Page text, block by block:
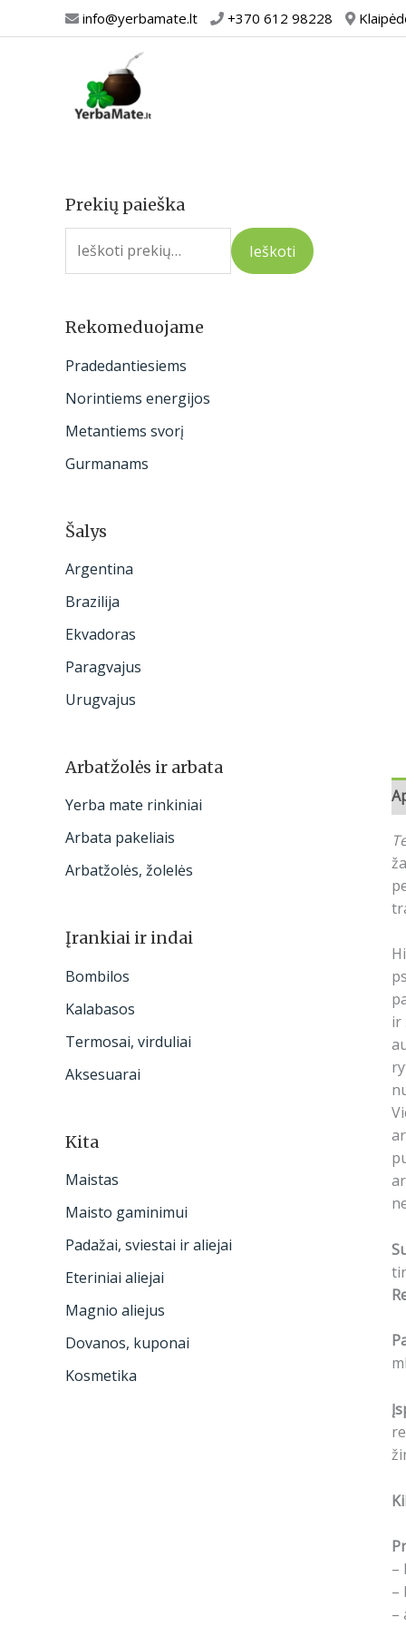
prie
info@yerbamate.lt +370 612 98228
Prekių paieška
I
e
o
:
Ieškoti
Rekomeduojame
Pradedantiesiems
Norintiems energijos
Metantiems svorį
Gurmanams
Šalys
Argentina
Brazilija
Ekvadoras
Paragvajus
Urugvajus
Arbatžolės ir arbata
Yerba mate rinkiniai
Arbata pakeliais
Arbatžolės, žolelės
Įrankiai ir indai
Bombilos
Kalabasos
Termosai, virduliai
Aksesuarai
Kita
Maistas
Maisto gaminimui
Padažai, sviestai ir aliejai
Eteriniai aliejai
Magnio aliejus
Dovanos, kuponai
Kosmetika
ir
–
–
–